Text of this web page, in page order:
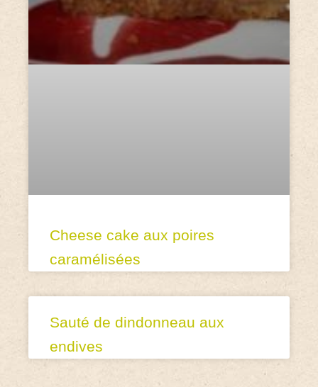
Cheese cake aux poires
caramélisées
Sauté de dindonneau aux
endives